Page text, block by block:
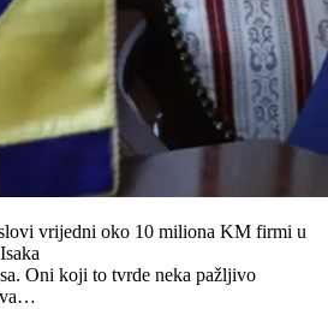
vrijedni oko 10 miliona KM firmi u
Oni koji to tvrde neka pažljivo